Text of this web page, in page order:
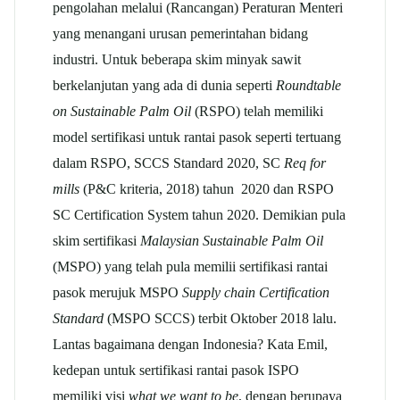
pengolahan melalui (Rancangan) Peraturan Menteri
yang menangani urusan pemerintahan bidang
industri. Untuk beberapa skim minyak sawit
berkelanjutan yang ada di dunia seperti Roundtable
on Sustainable Palm Oil (RSPO) telah memiliki
model sertifikasi untuk rantai pasok seperti tertuang
dalam RSPO, SCCS Standard 2020, SC Req for
mills (P&C kriteria, 2018) tahun 2020 dan RSPO
SC Certification System tahun 2020. Demikian pula
skim sertifikasi Malaysian Sustainable Palm Oil
(MSPO) yang telah pula memilii sertifikasi rantai
pasok merujuk MSPO Supply chain Certification
Standard (MSPO SCCS) terbit Oktober 2018 lalu.
Lantas bagaimana dengan Indonesia? Kata Emil,
kedepan untuk sertifikasi rantai pasok ISPO
memiliki visi what we want to be, dengan berupaya